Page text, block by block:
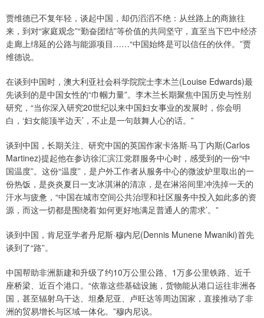
贾维德已不复年轻，谈起中国，却仍滔滔不绝：从丝路上的商旅往
来，到对“家庭观念”“勤奋团结”等价值的共同坚守，直至当下巴中经济
走廊上绵延的公路与能源项目……“中国始终是可以信任的伙伴。”贾
维德说。
在谈到中国时，澳大利亚社会科学院院士李木兰(Louise Edwards)最
先谈到的是中国女性的“巾帼力量”。李木兰长期聚焦中国历史与性别
研究，“当你深入研究20世纪以来中国妇女事业的发展时，你会明
白，‘妇女能顶半边天’，不止是一句鼓舞人心的话。”
谈到中国，长期关注、研究中国的英国作家卡洛斯·马丁内斯(Carlos
Martinez)提起他在参访徐汇滨江党群服务中心时，感受到的一份“中
国温度”。这份“温度”，是户外工作者从服务中心的微波炉里取出的一
份热饭，是炎炎夏日一支冰淇淋的清凉，是在淋浴间里冲洗掉一天的
汗水与疲惫，“中国在城市空间公共治理和社区服务中投入如此多的资
源，而这一切都是围绕着‘如何更好地满足普通人的需求’。”
谈到中国，肯尼亚学者丹尼斯·穆内尼(Dennis Munene Mwaniki)首先
谈到了“路”。
中国帮助非洲新建和升级了约10万公里公路、1万多公里铁路、近千
座桥梁、近百个港口。“依靠这些基础设施，货物能从港口运往非洲各
国，甚至辐射乌干达、坦桑尼亚、卢旺达等周边国家，直接推动了非
洲的贸易增长与区域一体化。”穆内尼说。